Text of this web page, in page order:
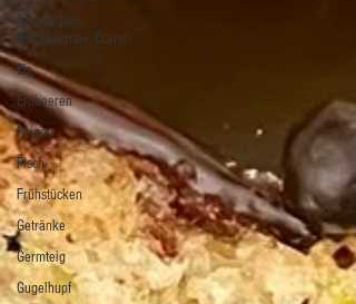
Eingelegtes,
Eingekochtes, Dörren
Eis
Erdbeeren
Feigen
Fisch
Frühstücken
Getränke
Germteig
Gugelhupf